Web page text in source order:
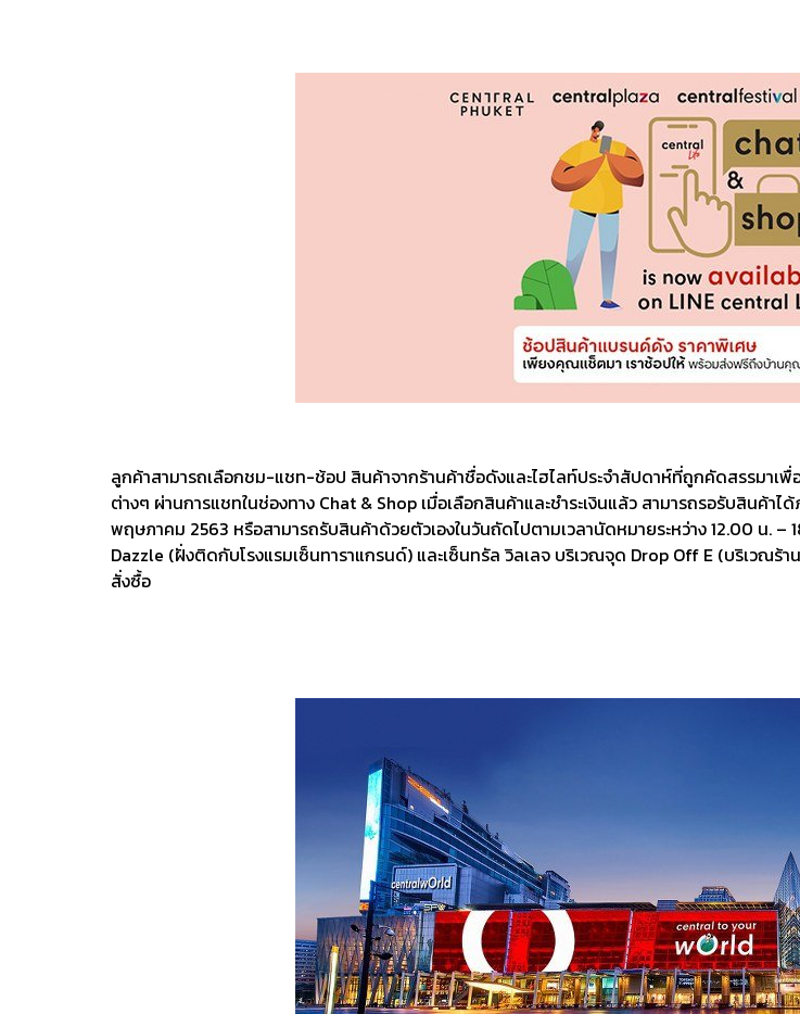
ลูกค้าสามารถเลือกชม-แชท-ช้อป สินค้าจากร้านค้าชื่อดังและไฮไลท์ประจำสัปดาห์ที่ถูกคัดสรรมา
ต่างๆ ผ่านการแชทในช่องทาง Chat & Shop เมื่อเลือกสินค้าและชำระเงินแล้ว สามารถรอรับสินค้
พฤษภาคม 2563 หรือสามารถรับสินค้าด้วยตัวเองในวันถัดไปตามเวลานัดหมายระหว่าง 12.00 น.
Dazzle (ฝั่งติดกับโรงแรมเซ็นทาราแกรนด์) และเซ็นทรัล วิลเลจ บริเวณจุด Drop Off E (บริเวณร้
สั่งซื้อ